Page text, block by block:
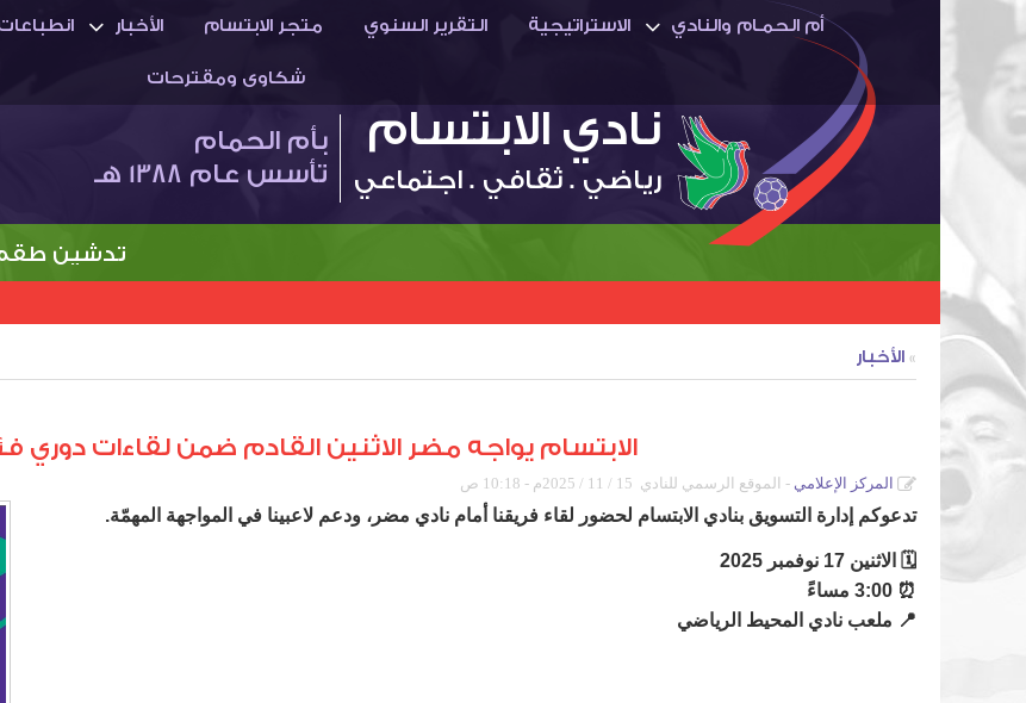
أم الحمـام والنادي الاستراتيجية التقرير السنوي متجر الابتسام الأخبار
شكاوى ومقترحات
نادي الابتسام
رياضي . ثقافي . اجتماعي
بأم الحمام
تأسس عام 1388 هـ
تدشين طقم
» الأخبار
الابتسام يواجه مضر الاثنين القادم ضمن لقاءات دوري فئة 15 لكرة
المركز الإعلامي الموقع الرسمي للنادي 15 / 11 / 2025م - 10:18 ص
تدعوكم إدارة التسويق بنادي الابتسام لحضور لقاء فريقنا أمام نادي مضر، ودعم لاعبينا في المواجهة المهمّة.
🗓 الاثنين 17 نوفمبر 2025
⏰ 3:00 مساءً
📍 ملعب نادي المحيط الرياضي